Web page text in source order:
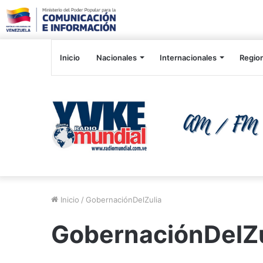
Inicio Nacionales Internacionales
Inicio / GobernaciónDelZulia